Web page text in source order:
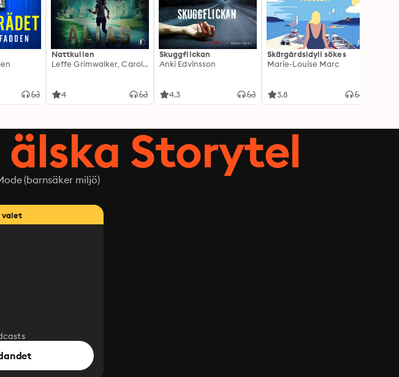
Nattkullen
Leffe Grimwalker, Caroline Grimwalker
4
Skuggflickan
Anki Edvinsson
4.3
Skärgårdsidyll sökes
Marie-Louise Marc
3.8
Storytel
(barnsäker miljö)
valet